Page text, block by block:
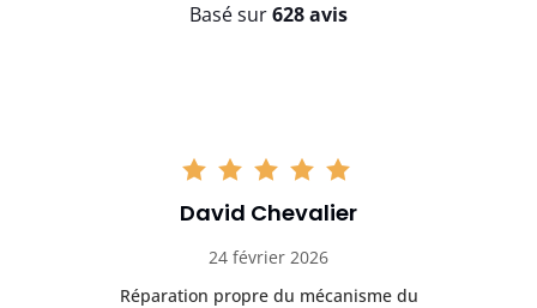
Basé sur628 avis
David Chevalier
24 février 2026
Réparation propre du mécanisme du